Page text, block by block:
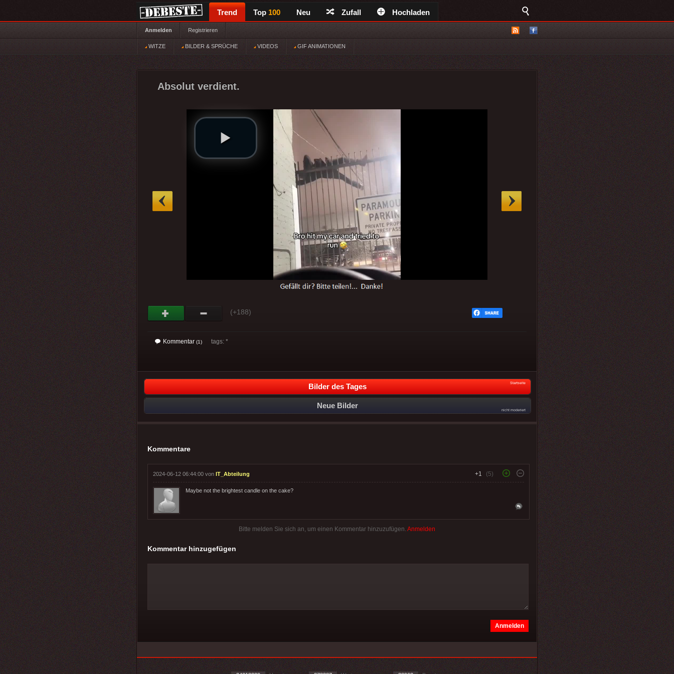
Trend Top 100 Neu Zufall Hochladen
Anmelden Registrieren
WITZE BILDER & SPRÜCHE VIDEOS GIF ANIMATIONEN
Absolut verdient.
(+188)
Kommentar (1) tags: *
Bilder des Tages Startseite
Neue Bilder
nicht moderiert
Kommentare
2024-06-12 06:44:00 von IT_Abteilung +1 (5)
Maybe not the brightest candle on the cake?
Bitte melden Sie sich an, um einen Kommentar hinzuzufügen. Anmelden
Kommentar hinzugefügen